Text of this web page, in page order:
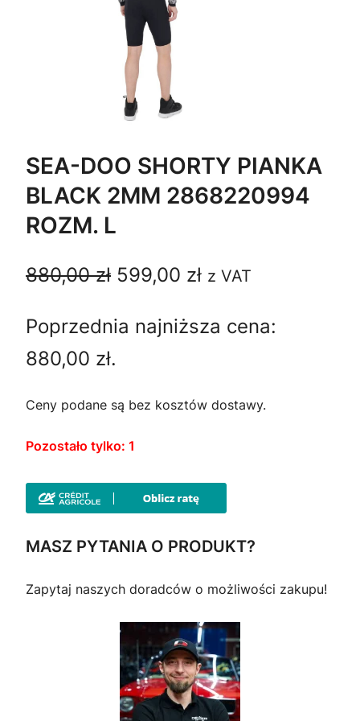
SEA-DOO SHORTY PIANKA
BLACK 2MM 2868220994
ROZM. L
880,00zł P
e
w
e
n
a
w
599,00 złA
t
a
n
a
w
y
z VAT
Poprzednia najniższa cena:
880,00 zł.
Ceny podane są bez kosztów dostawy.
Pozostało tylko: 1
MASZ PYTANIA O PRODUKT?
Zapytaj naszych doradców o możliwości zakupu!